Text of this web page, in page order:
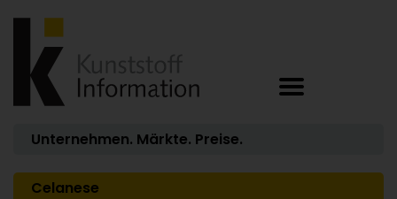
Unternehmen. Märkte. Preise.
Celanese